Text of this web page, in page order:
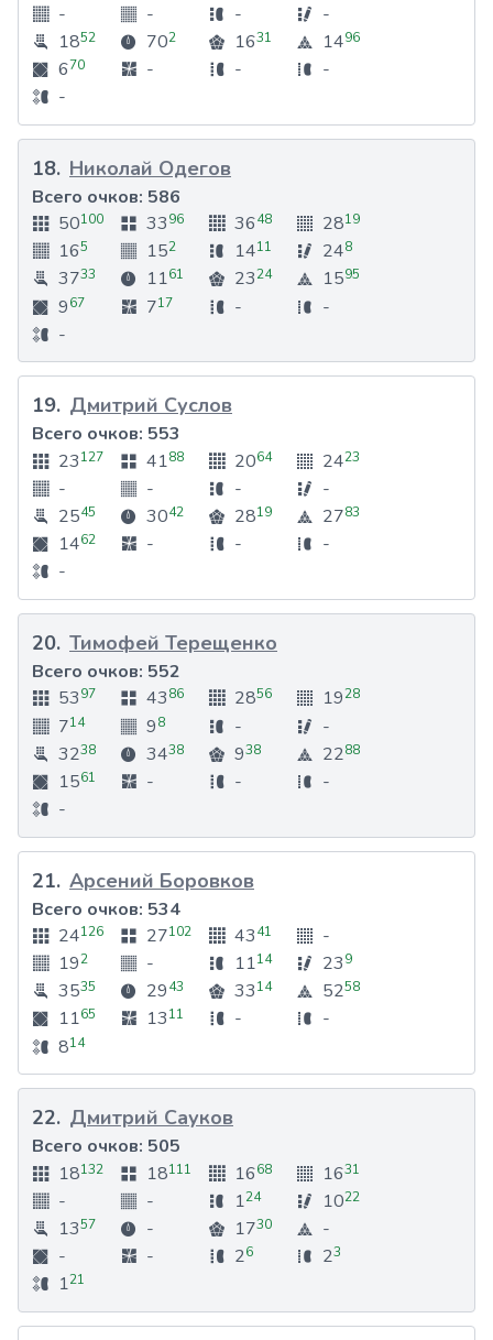
- - -
-
1852 702 1631 1496
670 - -
-
-
18. Николай Одегов
Всего очков: 586
50100 3396 3648 2819
165 152 1411 248
3733 1161 2324 1595
967 717 -
-
-
19. Дмитрий Суслов
Всего очков: 553
23127 4188 2064 2423
- - -
-
2545 3042 2819 2783
1462 - -
-
-
20. Тимофей Терещенко
Всего очков: 552
5397 4386 2856 1928
714 98 -
-
3238 3438 938 2288
1561 - -
-
-
21. Арсений Боровков
Всего очков: 534
24126 27102 4341
-
192 - 1114 239
3535 2943 3314 5258
1165 1311 -
-
814
22. Дмитрий Сауков
Всего очков: 505
18132 18111 1668 1631
- - 124 1022
1357 - 1730
-
-
- 26 23
121